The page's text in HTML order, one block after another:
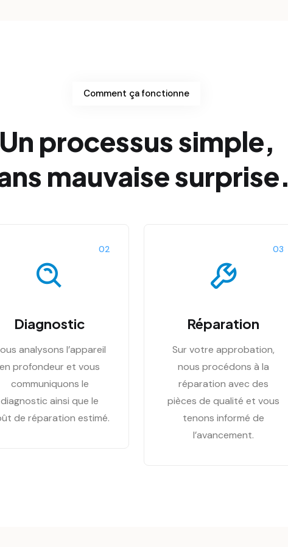
Comment ça fonctionne
processus simple,
mauvaise surprise.
02
Diagnostic
analysons l’appareil
en profondeur et vous
communiquons le
diagnostic ainsi que le
de réparation estimé.
03
Réparation
Sur votre approbation,
nous procédons à la
réparation avec des
pièces de qualité et vous
tenons informé de
l’avancement.